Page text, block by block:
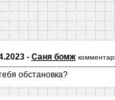
- Саня бомж
обстановка?